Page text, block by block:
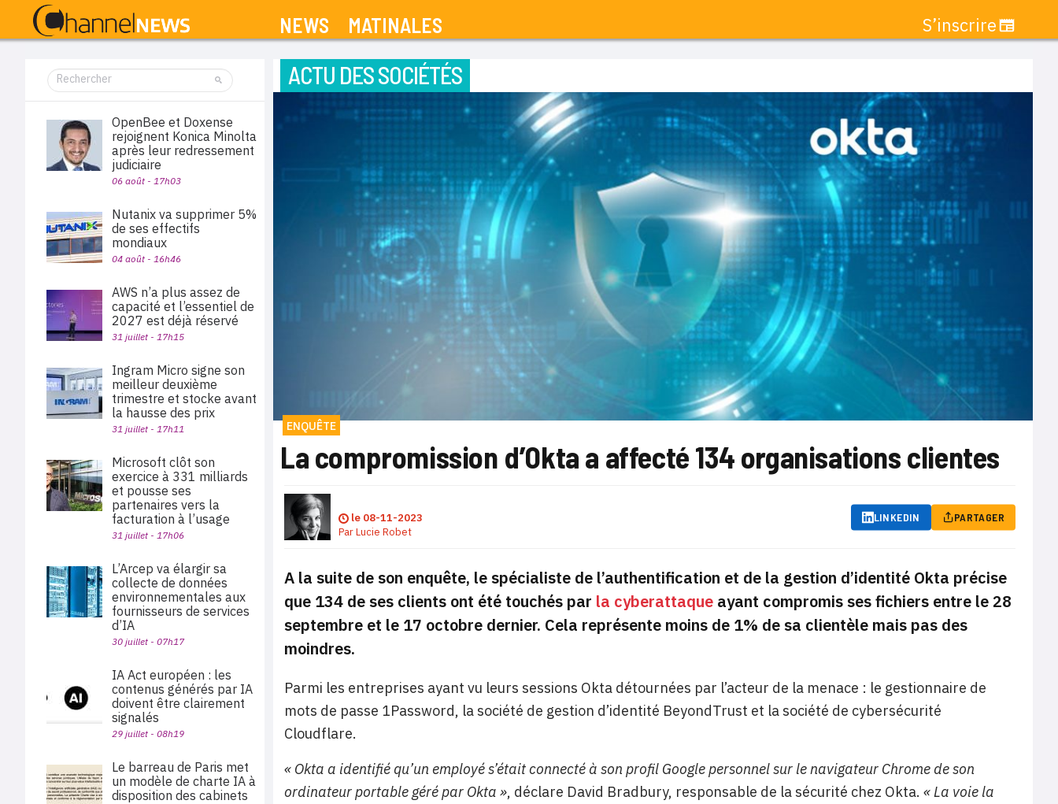
NEWS MATINALES S’inscrire
ACTU DES SOCIÉTÉS
ENQUÊTE
La compromission d’Okta a affecté 134 organisations clientes
le 08-11-2023
ParLucie Robet
LINKEDIN PARTAGER
A la suite de son enquête, le spécialiste de l’authentification et de la gestion d’identité Okta précise
que 134 de ses clients ont été touchés par la cyberattaque ayant compromis ses fichiers entre le 28
septembre et le 17 octobre dernier. Cela représente moins de 1% de sa clientèle mais pas des
moindres.
Parmi les entreprises ayant vu leurs sessions Okta détournées par l’acteur de la menace : le gestionnaire de
mots de passe 1Password, la société de gestion d’identité BeyondTrust et la société de cybersécurité
Cloudflare.
« Okta a identifié qu’un employé s’était connecté à son profil Google personnel sur le navigateur Chrome de son
ordinateur portable géré par Okta », déclare David Bradbury, responsable de la sécurité chez Okta. « La voie la
OpenBee et Doxense
rejoignent Konica Minolta
après leur redressement
judiciaire
06 août - 17h03
Nutanix va supprimer 5%
de ses effectifs
mondiaux
04 août - 16h46
AWS n’a plus assez de
capacité et l’essentiel de
2027 est déjà réservé
31 juillet - 17h15
Ingram Micro signe son
meilleur deuxième
trimestre et stocke avant
la hausse des prix
31 juillet - 17h11
Microsoft clôt son
exercice à 331 milliards
et pousse ses
partenaires vers la
facturation à l’usage
31 juillet - 17h06
L’Arcep va élargir sa
collecte de données
environnementales aux
fournisseurs de services
d’IA
30 juillet - 07h17
IA Act européen : les
contenus générés par IA
doivent être clairement
signalés
29 juillet - 08h19
Le barreau de Paris met
un modèle de charte IA à
disposition des cabinets